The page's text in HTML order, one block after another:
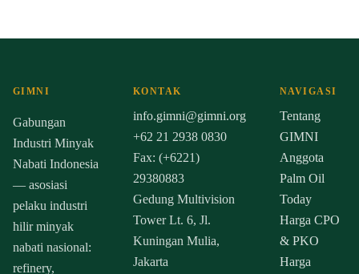
GIMNI
Gabungan
Industri Minyak
Nabati Indonesia
— asosiasi
pelaku industri
hilir minyak
nabati nasional:
refinery,
KONTAK
info.gimni@gimni.org
+62 21 2938 0830
Fax: (+6221)
29380883
Gedung Multivision
Tower Lt. 6, Jl.
Kuningan Mulia,
Jakarta
NAVIGASI
Tentang
GIMNI
Anggota
Palm Oil
Today
Harga CPO
& PKO
Harga